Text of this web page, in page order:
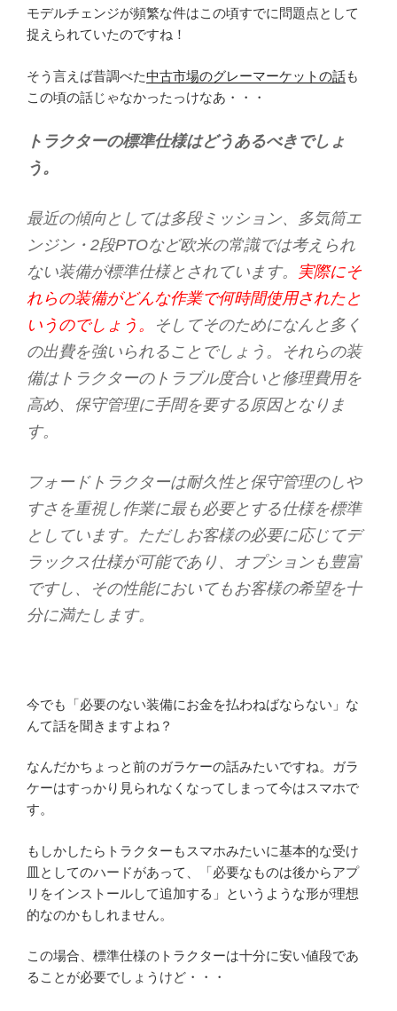
モデルチェンジが頻繁な件はこの頃すでに問題点として
捉えられていたのですね！
そう言えば昔調べた中古市場のグレーマーケットの話も
この頃の話じゃなかったっけなあ・・・
トラクターの標準仕様はどうあるべきでしょ
う。
最近の傾向としては多段ミッション、多気筒エ
ンジン・2段PTOなど欧米の常識では考えられ
ない装備が標準仕様とされています。 実際にそ
れらの装備がどんな作業で何時間使用されたと
いうのでしょう。
そしてそのためになんと多く
の出費を強いられることでしょう。それらの装
備はトラクターのトラブル度合いと修理費用を
高め、保守管理に手間を要する原因となりま
す。
フォードトラクターは耐久性と保守管理のしや
すさを重視し作業に最も必要とする仕様を標準
としています。ただしお客様の必要に応じてデ
ラックス仕様が可能であり、オプションも豊富
ですし、その性能においてもお客様の希望を十
分に満たします。
今でも「必要のない装備にお金を払わねばならない」な
んて話を聞きますよね？
なんだかちょっと前のガラケーの話みたいですね。ガラ
ケーはすっかり見られなくなってしまって今はスマホで
す。
もしかしたらトラクターもスマホみたいに基本的な受け
皿としてのハードがあって、「必要なものは後からアプ
リをインストールして追加する」というような形が理想
的なのかもしれません。
この場合、標準仕様のトラクターは十分に安い値段であ
ることが必要でしょうけど・・・